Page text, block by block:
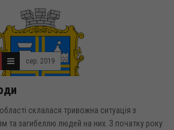
сер. 2019
склалася тривожна ситуація з
та загибеллю людей на них. З початку року